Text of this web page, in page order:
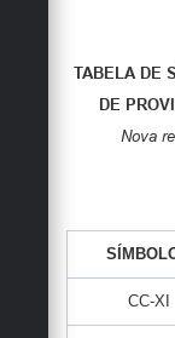
TABELA DE
DE
Nova
CC-XI